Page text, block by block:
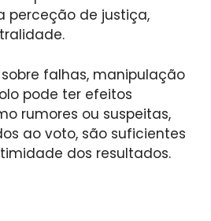
perceção de justiça,
falhas, manipulação
pode ter efeitos
rumores ou suspeitas,
ao voto, são suficientes
dos resultados.